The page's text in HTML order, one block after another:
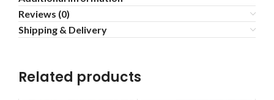
Reviews (0)
Shipping & Delivery
Related products